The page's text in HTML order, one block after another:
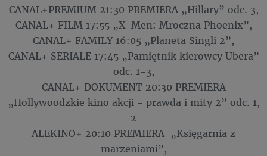
CANAL+PREMIUM 21:30 PREMIERA „Hillary” odc. 3,
CANAL+ FILM 17:55 „X-Men: Mroczna Phoenix”,
CANAL+ FAMILY 16:05 „Planeta Singli 2”,
CANAL+ SERIALE 17:45 „Pamiętnik kierowcy Ubera”
odc. 1-3,
CANAL+ DOKUMENT 20:30 PREMIERA
„Hollywoodzkie kino akcji - prawda i mity 2” odc. 1,
2
ALEKINO+ 20:10 PREMIERA „Księgarnia z
marzeniami”,